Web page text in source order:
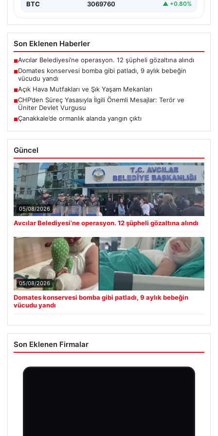
BTC 3069760 ▲ +0.80%
Son Eklenen Haberler
■Avcılar Belediyesi’ne operasyon. 12 şüpheli gözaltına alındı
■Domates konservesi bomba gibi patladı, 9 aylık bebeğin
vücudu yandı
■Açık Hava Mutfakları ve Şık Yaşam Mekanları
■CHP’den Süreç Yasasıyla İlgili Önemli Mesajlar: Terör ve
Üniter Devlet Vurgusu
■Çanakkale’de ormanlık alanda yangın çıktı
Güncel
05/08/2026
Avcılar Belediyesi’ne operasyon. 12 şüpheli gözaltına alındı
05/08/2026
Domates konservesi bomba gibi patladı, 9 aylık bebeğin
vücudu yandı
Son Eklenen Firmalar